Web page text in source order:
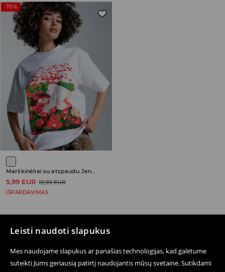
Leisti naudoti slapukus
Mes naudojame slapukus ar panašias technologijas, kad galėtume
suteikti Jums geriausią patirtį naudojantis mūsų svetaine. Sutikdami
-70%
5,99 EUR 19,99 EUR
IŠPARDAVIMAS
Sekite mus